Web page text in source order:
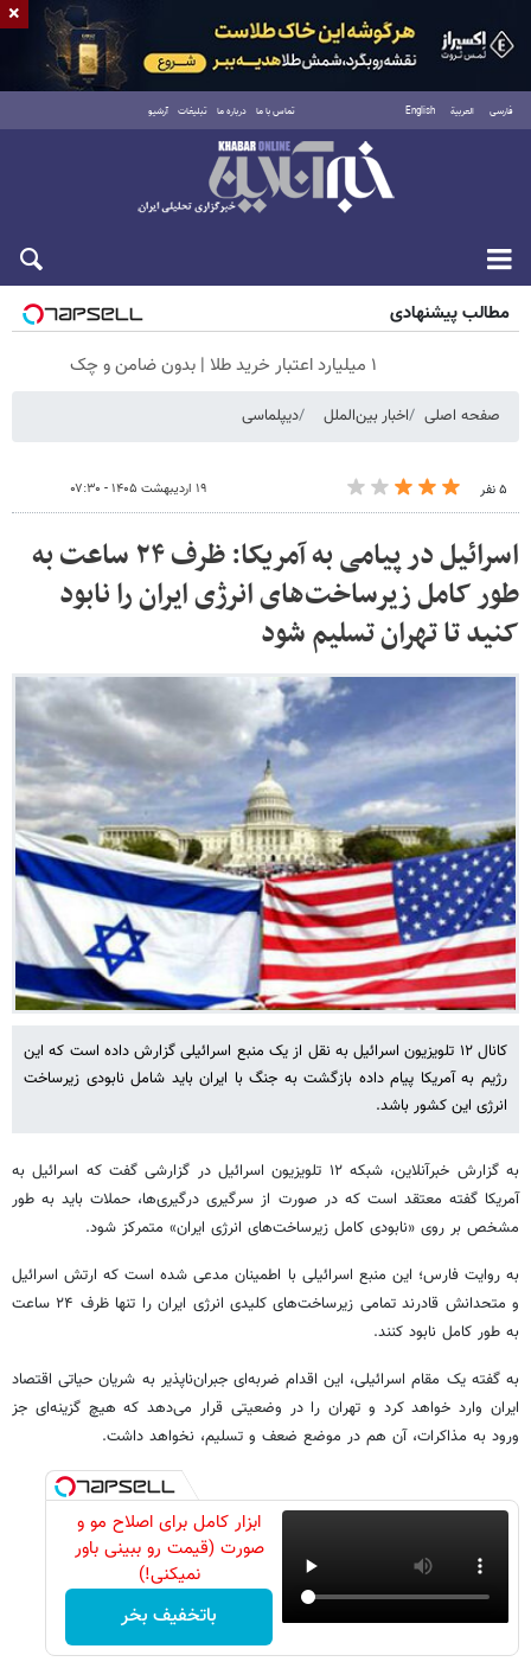
فارسی العربية English تماس با ما درباره ما تبلیغات آرشیو
جمعه ۱۶ مرداد ۱۴۰۵
مطالب پیشنهادی
۱ میلیارد اعتبار خرید طلا | بدون ضامن و چک
صفحه اصلی اخبار بین‌الملل دیپلماسی
۵ نفر ۱۹ اردیبهشت ۱۴۰۵ - ۰۷:۳۰
اسرائیل در پیامی به آمریکا: ظرف ۲۴ ساعت به
طور کامل زیرساخت‌های انرژی ایران را نابود
کنید تا تهران تسلیم شود
کانال ۱۲ تلویزیون اسرائیل به نقل از یک منبع اسرائیلی گزارش داده است که این
رژیم به آمریکا پیام داده بازگشت به جنگ با ایران باید شامل نابودی زیرساخت
انرژی این کشور باشد.
به گزارش خبرآنلاین، شبکه ۱۲ تلویزیون اسرائیل در گزارشی گفت که اسرائیل به
آمریکا گفته معتقد است که در صورت از سرگیری درگیری‌ها، حملات باید به طور
مشخص بر روی «نابودی کامل زیرساخت‌های انرژی ایران» متمرکز شود.
به روایت فارس؛ این منبع اسرائیلی با اطمینان مدعی شده است که ارتش اسرائیل
و متحدانش قادرند تمامی زیرساخت‌های کلیدی انرژی ایران را تنها ظرف ۲۴ ساعت
به طور کامل نابود کنند.
به گفته یک مقام اسرائیلی، این اقدام ضربه‌ای جبران‌ناپذیر به شریان حیاتی اقتصاد
ایران وارد خواهد کرد و تهران را در وضعیتی قرار می‌دهد که هیچ گزینه‌ای جز
ورود به مذاکرات، آن هم در موضع ضعف و تسلیم، نخواهد داشت.
ابزار کامل برای اصلاح مو و
صورت (قیمت رو ببینی باور
نمیکنی!)
باتخفیف بخر
×